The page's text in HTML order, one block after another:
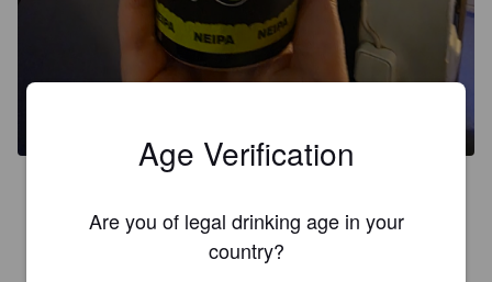
Pari kertaa juonu, mutta nyt vasta arvostelua. Positiivinen ylläri.
Age Verification
Are you of legal drinking age in your
country?